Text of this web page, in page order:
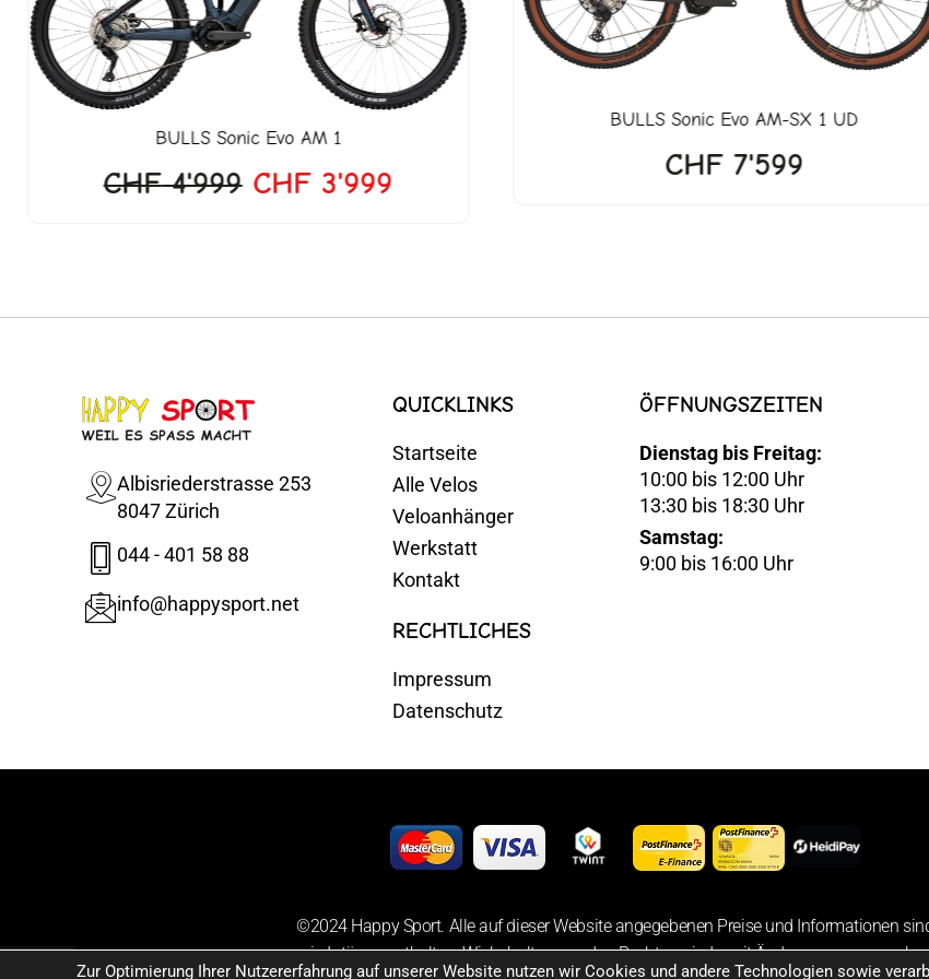
BULLSSonic Evo AM 1
CHF4'999 CHF3'999
BULLSSonic Evo AM-SX 1 UD
CHF7'599
Albisriederstrasse 253
8047 Zürich
044 - 401 58 88
info@happysport.net
QUICKLINKS
Startseite
Alle Velos
Veloanhänger
Werkstatt
Kontakt
RECHTLICHES
Impressum
Datenschutz
ÖFFNUNGSZEITEN
Dienstag bis Freitag:
10:00 bis 12:00 Uhr
13:30 bis 18:30 Uhr
Samstag:
9:00 bis 16:00 Uhr
©2024 Happy Sport. Alle auf dieser Website angegebenen Preise und Informationen
sowie Irrtümer enthalten. Wir behalten uns das Recht vor, jederzeit Änderungen
Zur Optimierung Ihrer Nutzererfahrung auf unserer Website nutzen wir Cookies und andere Technologien sowie